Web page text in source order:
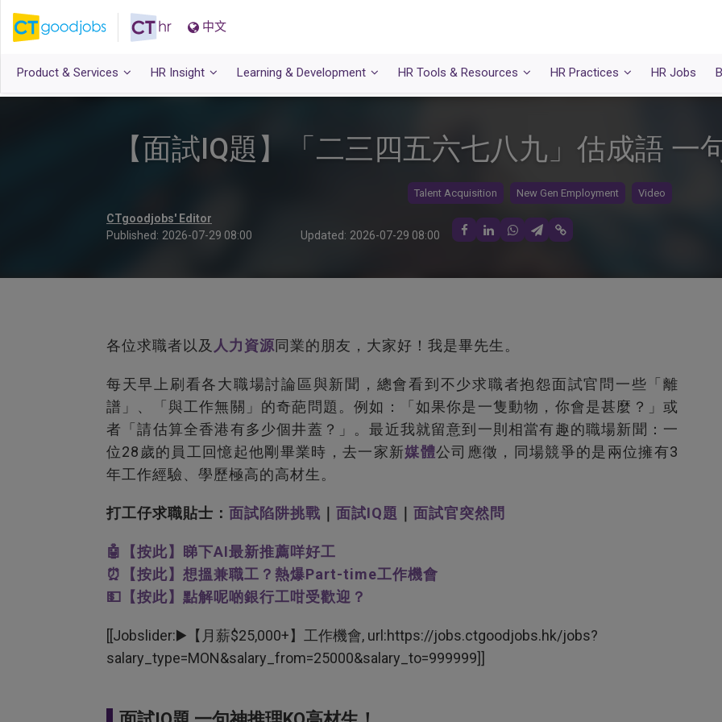
中文
Product & Services HR Insight Learning & Development HR Tools & Resources HR Practices HR Jobs
【面試IQ題】「二三四五六七八九」估成語 一
Talent Acquisition New Gen Employment Video
CTgoodjobs' Editor
Published: 2026-07-29 08:00 Updated: 2026-07-29 08:00
各位求職者以及 人力資源同業的朋友，大家好！我是畢先生。
每天早上刷看各大職場討論區與新聞，總會看到不少求職者抱怨面試官問一些「離
譜」、「與工作無關」的奇葩問題。例如：「如果你是一隻動物，你會是甚麼？」或
者「請估算全香港有多少個井蓋？」。最近我就留意到一則相當有趣的職場新聞：一
位28歲的員工回憶起他剛畢業時，去一家新媒體公司應徵，同場競爭的是兩位擁有3
年工作經驗、學歷極高的高材生。
打工仔求職貼士： 面試陷阱挑戰 ｜ 面試IQ題 ｜ 面試官突然問
🤖【按此】睇下AI最新推薦咩好工
⏰【按此】想搵兼職工？熱爆Part-time工作機會
💵【按此】點解呢啲銀行工咁受歡迎？
[[Jobslider:▶️【月薪$25,000+】工作機會, url:https://jobs.ctgoodjobs.hk/jobs?
salary_type=MON&salary_from=25000&salary_to=999999]]